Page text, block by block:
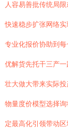
人容易善批传统局
快速稳步扩张网络
专业化报价协助到
优解货先托干三产
壮大做大带来实际
物量度价模型选择
定最高化引领带动